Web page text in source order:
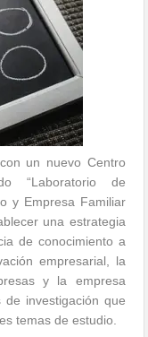
un nuevo Centro
“Laboratorio de
y Empresa Familiar
una estrategia
de conocimiento a
empresarial, la
y la empresa
investigación que
temas de estudio.